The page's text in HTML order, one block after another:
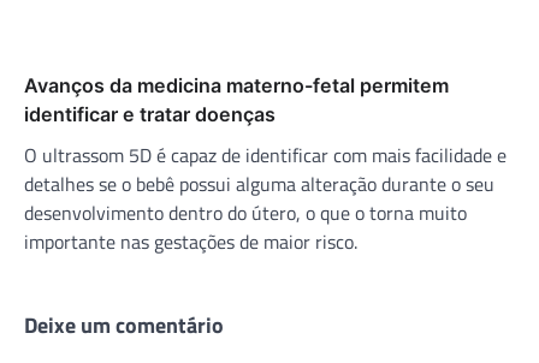
Avanços da medicina materno-fetal permitem
identificar e tratar doenças
O ultrassom 5D é capaz de identificar com mais facilidade e
detalhes se o bebê possui alguma alteração durante o seu
desenvolvimento dentro do útero, o que o torna muito
importante nas gestações de maior risco.
Deixe um comentário